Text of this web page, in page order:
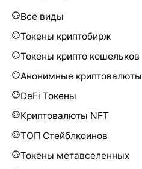
Все виды
Токены криптобирж
Токены крипто кошельков
Анонимные криптовалюты
DeFi Токены
Криптовалюты NFT
ТОП Стейблкоинов
Токены метавселенных